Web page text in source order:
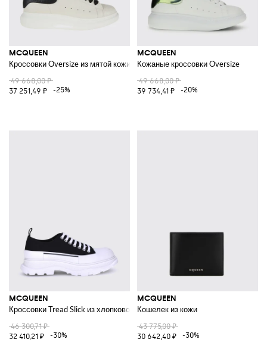
MCQUEEN
Кроссовки Oversize из мятой кожи
49 668,00 ₽
37 251,49 ₽
-25%
MCQUEEN
Кожаные кроссовки Oversize
49 668,00 ₽
39 734,41 ₽
-20%
MCQUEEN
Кроссовки Tread Slick из хлопкового канваса
46 300,71 ₽
32 410,21 ₽
-30%
MCQUEEN
Кошелек из кожи
43 775,00 ₽
30 642,40 ₽
-30%